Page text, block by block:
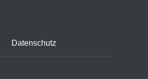
Datenschutz